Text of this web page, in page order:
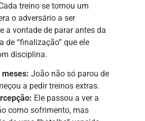
treino se tornou um
o adversário a ser
a vontade de parar antes da
de “finalização” que ele
disciplina.
meses: João não só parou de
a pedir treinos extras.
Ele passou a ver a
como sofrimento, mas